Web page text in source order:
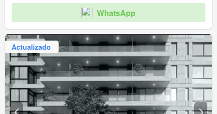
WhatsApp
Actualizado